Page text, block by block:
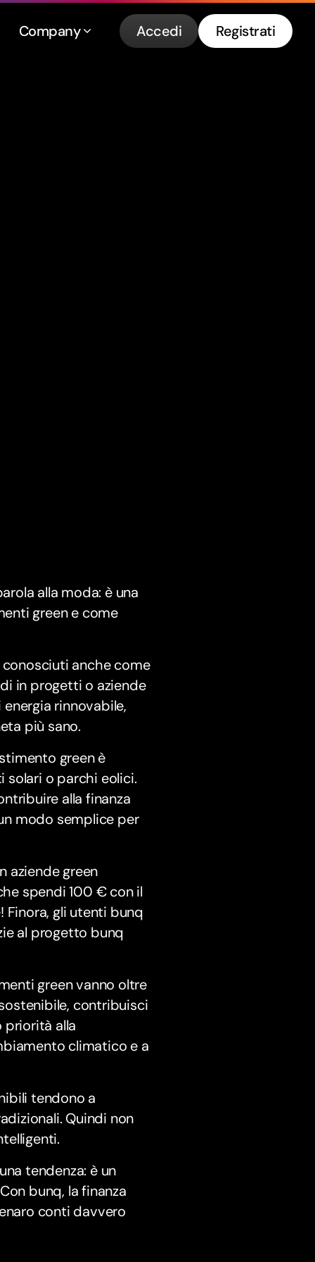
Company Accedi Registrati
alla moda: è una
green e come
anche come
in progetti o aziende
rinnovabile,
più sano.
green è
solari o parchi eolici.
alla finanza
modo semplice per
aziende green
spendi 100 € con il
gli utenti bunq
al progetto bunq
green vanno oltre
contribuisci
priorità alla
climatico e a
tendono a
Quindi non
tendenza: è un
bunq, la finanza
conti davvero